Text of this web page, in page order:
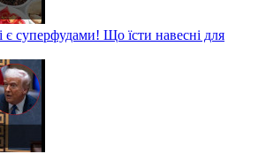
є суперфудами! Що їсти навесні для